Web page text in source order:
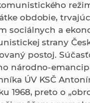
n
k
a
c
obdobie,
sociálnych a
strany
postoj.
národno-
ÚV KSČ
1968, preto o